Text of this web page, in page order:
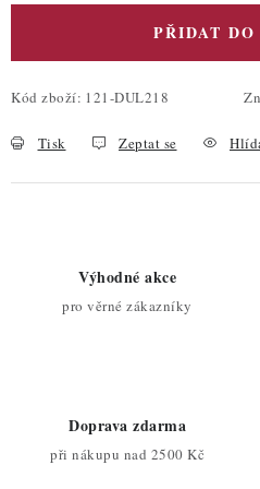
PŘIDAT
Kód zboží: 121-DUL218
Tisk Zeptat se
Výhodné akce
pro věrné zákazníky
Doprava zdarma
při nákupu nad 2500 Kč